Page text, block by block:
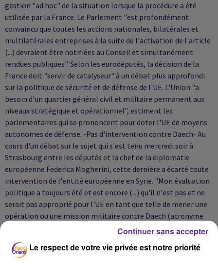
gestion "ad hoc" de la situation lorsque la procédure a été
utilisée par la France. Le Parlement "est profondément
convaincu que toutes les actions nationales, bilatérales et
multilatérales entreprises à la suite de l'activation de l'article
(...) devraient être notifiées au Conseil et simultanément
rendues publiques". Selon les eurodéputés, la décision de la
France doit "servir de catalyseur" à un débat plus approfondi
sur la politique de sécurité et de défense de l'UE. L'Union "a
besoin d'un quartier général civil et militaire permanent aux
niveaux stratégique et opérationnel", estiment les
parlementaires qui se prononcent pour doter l'UE de moyens
autonomes de défense. -Pas d'intervention contre Daech- Au
cours d'un débat sur le sujet qui s'est tenu mercredi soir à
Strasbourg entre les députés et la chef de la diplomatie
européenne Federica Mogherini, cette dernière a écarté toute
intervention de l'entité européenne en Syrie. "Mon évaluation
politique a toujours été et est encore (...) qu'il n'est pas et ne
serait pas approprié pour l'UE en tant que telle de mener une
opération ou une mission militaire contre Daech (acronyme
arabe du groupe Etat Islamique, ndlr)", a affirmé Mme
sur le climat, le ministre français des Affaires étrangères
Le respect de votre vie privée est notre priorité
Continuer sans accepter